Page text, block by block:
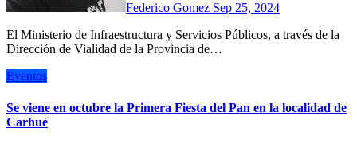
Federico Gomez Sep 25, 2024
El Ministerio de Infraestructura y Servicios Públicos, a través de la
Dirección de Vialidad de la Provincia de…
Eventos
Se viene en octubre la Primera Fiesta del Pan en la localidad de
Carhué